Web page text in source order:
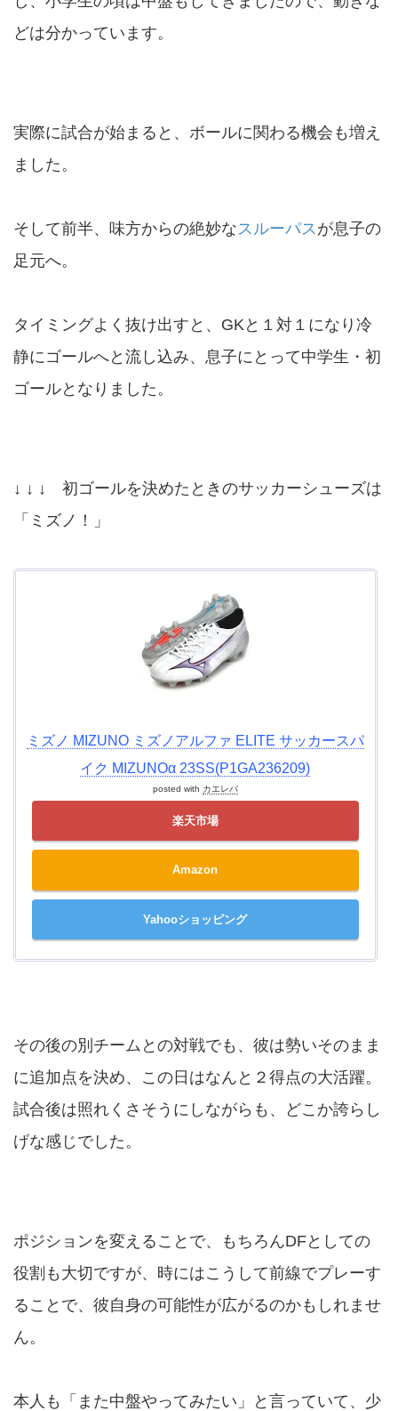
どは分かっています。
実際に試合が始まると、ボールに関わる機会も増え
ました。
そして前半、味方からの絶妙なスルーパスが息子の
足元へ。
タイミングよく抜け出すと、GKと１対１になり冷
静にゴールへと流し込み、息子にとって中学生・初
ゴールとなりました。
↓ ↓ ↓ 初ゴールを決めたときのサッカーシューズは
「ミズノ！」
ミズノ MIZUNO ミズノアルファ ELITE サッカースパ
イク MIZUNOα 23SS(P1GA236209)
posted with カエレバ
楽天市場
Amazon
Yahooショッピング
その後の別チームとの対戦でも、彼は勢いそのまま
に追加点を決め、この日はなんと２得点の大活躍。
試合後は照れくさそうにしながらも、どこか誇らし
げな感じでした。
ポジションを変えることで、もちろんDFとしての
役割も大切ですが、時にはこうして前線でプレーす
ることで、彼自身の可能性が広がるのかもしれませ
ん。
本人も「また中盤やってみたい」と言っていて、少